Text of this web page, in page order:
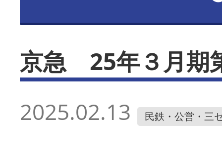
京急 25年３月期
2025.02.13 民鉄・公営・三